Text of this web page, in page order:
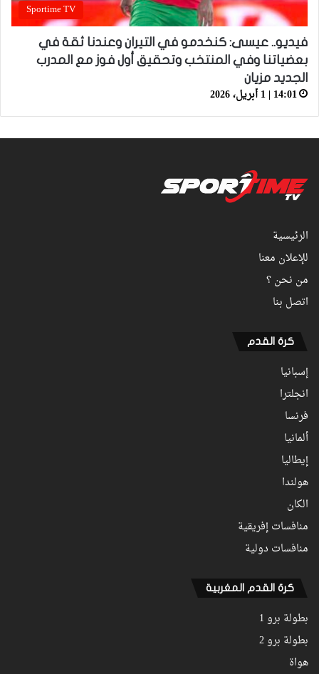
Sportime TV
فيديو.. عيسى: كنخدمو في التيران وعندنا ثقة في
بعضياتنا وفي المنتخب وتحقيق أول فوز مع المدرب
الجديد مزيان
14:01 | 1 أبريل، 2026
الرئيسية
للإعلان معنا
من نحن ؟
اتصل بنا
كرة القدم
إسبانيا
انجلترا
فرنسا
ألمانيا
إيطاليا
هولندا
الكان
منافسات إفريقية
منافسات دولية
كرة القدم المغربية
بطولة برو 1
بطولة برو 2
هواة